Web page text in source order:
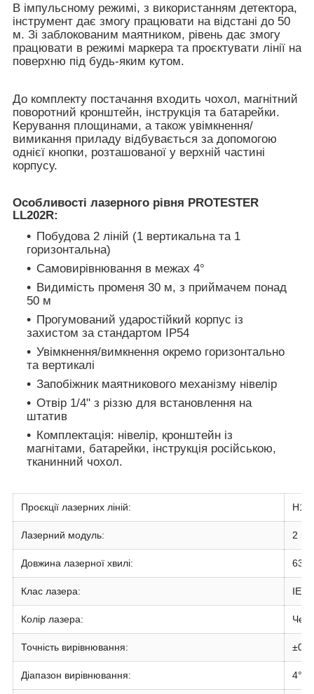
В імпульсному режимі, з використанням детектора,
інструмент дає змогу працювати на відстані до 50
м. Зі заблокованим маятником, рівень дає змогу
працювати в режимі маркера та проєктувати лінії на
поверхню під будь-яким кутом.
До комплекту постачання входить чохол, магнітний
поворотний кронштейн, інструкція та батарейки.
Керування площинами, а також увімкнення/
вимикання приладу відбувається за допомогою
однієї кнопки, розташованої у верхній частині
корпусу.
Особливості лазерного рівня PROTESTER
LL202R:
Побудова 2 ліній (1 вертикальна та 1
горизонтальна)
Самовирівнювання в межах 4°
Видимість променя 30 м, з приймачем понад
50 м
Прогумований ударостійкий корпус із
захистом за стандартом IP54
Увімкнення/вимкнення окремо горизонтально
та вертикалі
Запобіжник маятникового механізму нівелір
Отвір 1/4" з різзю для встановлення на
штатив
Комплектація: нівелір, кронштейн із
магнітами, батарейки, інструкція російською,
тканинний чохол.
Проєкції лазерних ліній:
Лазерний модуль: 2
Довжина лазерної хвилі: 635
Клас лазера:
Колір лазера:
Точність вирівнювання:
Діапазон вирівнювання: